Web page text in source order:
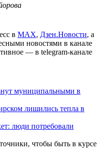
в МАХ, Дзен.Новости, а
новостями в канале
— в telegram-канале
муниципальными в
лишились тепла в
люди потребовали
чтобы быть в курсе